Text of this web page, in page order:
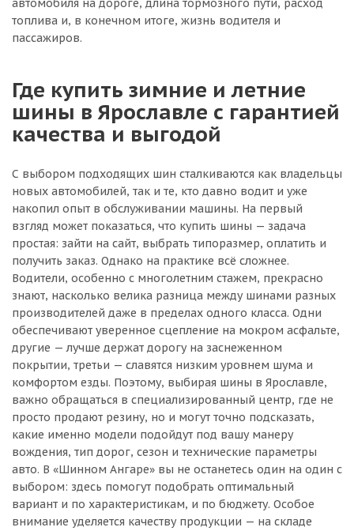
автомобиля на дороге, длина тормозного пути, расход
топлива и, в конечном итоге, жизнь водителя и
пассажиров.
Где купить зимние и летние
шины в Ярославле с гарантией
качества и выгодой
С выбором подходящих шин сталкиваются как владельцы
новых автомобилей, так и те, кто давно водит и уже
накопил опыт в обслуживании машины. На первый
взгляд может показаться, что купить шины — задача
простая: зайти на сайт, выбрать типоразмер, оплатить и
получить заказ. Однако на практике всё сложнее.
Водители, особенно с многолетним стажем, прекрасно
знают, насколько велика разница между шинами разных
производителей даже в пределах одного класса. Одни
обеспечивают уверенное сцепление на мокром асфальте,
другие — лучше держат дорогу на заснеженном
покрытии, третьи — славятся низким уровнем шума и
комфортом езды. Поэтому, выбирая шины в Ярославле,
важно обращаться в специализированный центр, где не
просто продают резину, но и могут точно подсказать,
какие именно модели подойдут под вашу манеру
вождения, тип дорог, сезон и технические параметры
авто. В «Шинном Ангаре» вы не останетесь один на один с
выбором: здесь помогут подобрать оптимальный
вариант и по характеристикам, и по бюджету. Особое
внимание уделяется качеству продукции — на складе